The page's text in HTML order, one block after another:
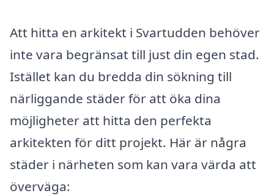
Att hitta en arkitekt i Svartudden behöver
inte vara begränsat till just din egen stad.
Istället kan du bredda din sökning till
närliggande städer för att öka dina
möjligheter att hitta den perfekta
arkitekten för ditt projekt. Här är några
städer i närheten som kan vara värda att
överväga: